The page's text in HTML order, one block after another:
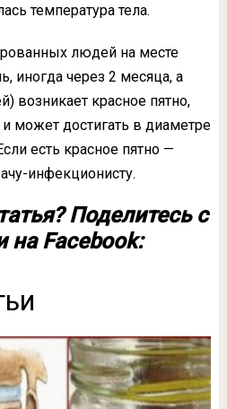
температура тела.
людей на месте
иногда через 2 месяца, а
возникает красное пятно,
и может достигать в диаметре
есть красное пятно —
инфекционисту.
Поделитесь с
на Facebook: